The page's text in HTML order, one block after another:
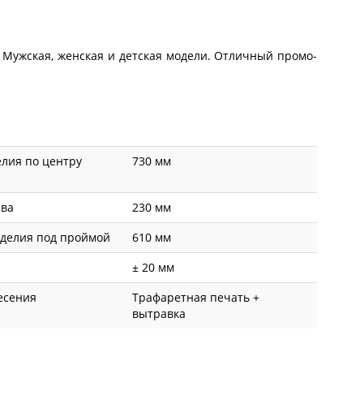
женская и детская модели. Отличный промо-
по центру
730 мм
230 мм
под проймой
610 мм
± 20 мм
Трафаретная печать +
вытравка